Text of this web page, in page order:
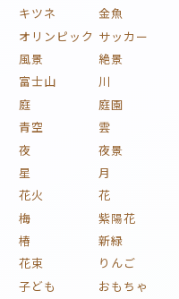
キツネ
金魚
オリンピック サッカー
風景
絶景
富士山
川
庭
庭園
青空
雲
夜
夜景
星
月
花火
花
梅
紫陽花
椿
新緑
花束
りんご
子ども
おもちゃ